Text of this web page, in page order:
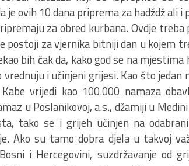
je ovih 10 dana priprema za hadždž ali
za obred kurbana. Ovdje treba
postoji za vjernika bitniji dan u kojem
bih čak da, kako god se na mjestima
i učinjeni grijesi. Kao što jedan
vrijedi kao 100.000 namaza
u Poslanikovoj, a.s., džamiji u
tako se i grijeh učinjen na
Ako su tamo dobra djela u takvoj
i Hercegovini, suzdržavanje od